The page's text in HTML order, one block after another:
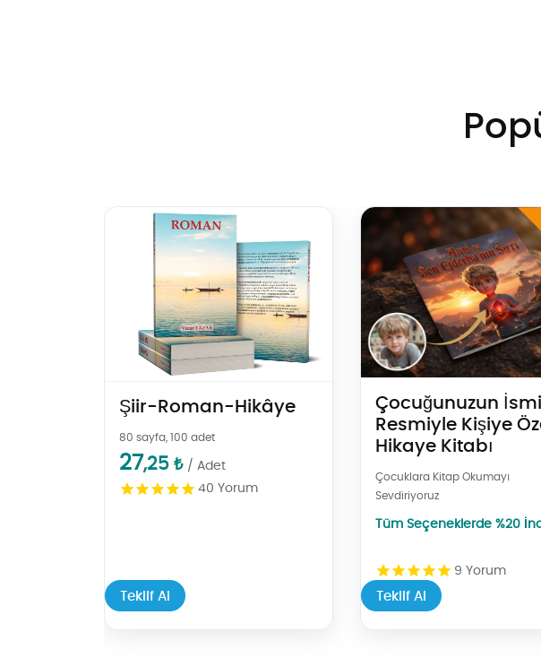
Şiir-Roman-Hikâye
80 sayfa, 100 adet
27,25 ₺ / Adet
40 Yorum
Teklif Al
Teklif Al Şiir-Roman-Hikâye
Çocuğunuzun
Resmiyle Kişiye
Hikaye Kitabı
Çocuklara Kitap Okumayı
Sevdiriyoruz
Tüm Seçeneklerde %20
9 Yorum
Teklif Al
Teklif Al Çocuğunuzun İsmi